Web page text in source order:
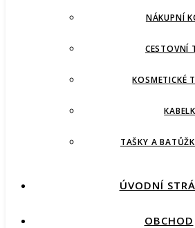
NÁKUPNÍ
CESTOVNÍ
KOSMETICKÉ
TAŠKY A
ÚVODNÍ
OBCHOD